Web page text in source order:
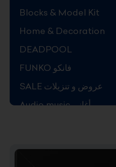
Blocks & Model Kit
Home & Decoration
DEADPOOL
FUNKO فانكو
SALE عروض و تنزيلات
Audio music أغاني